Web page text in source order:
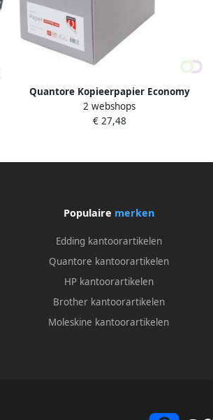
Quantore Kopieerpapier Economy
Nonstop A4 80gr wit 2500 vel
2 webshops
€ 27,48
Populaire merken
Edding kantoorartikelen
Quantore kantoorartikelen
HP kantoorartikelen
Brother kantoorartikelen
Moleskine kantoorartikelen